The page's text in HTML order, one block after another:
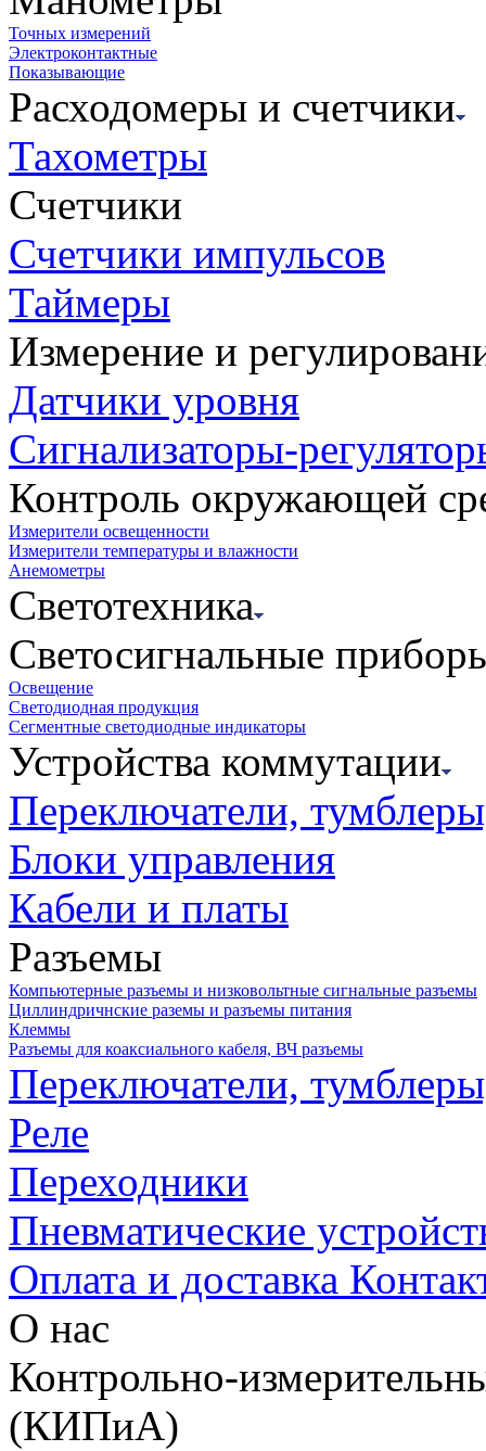
Точных измерений
Электроконтактные
Показывающие
Расходомеры и счетчики
Тахометры
Счетчики
Счетчики импульсов
Таймеры
Измерение и
Датчики уровня
Сигнализаторы-
Контроль окружающей
Измерители освещенности
Измерители температуры и влажности
Анемометры
Светотехника
Светосигнальные
Освещение
Светодиодная продукция
Сегментные светодиодные индикаторы
Устройства коммутации
Переключатели,
Блоки управления
Кабели и платы
Разъемы
Компьютерные разъемы и низковольтные сигнальные разъемы
Циллиндричнские раземы и разъемы питания
Клеммы
Разъемы для коаксиального кабеля, ВЧ разъемы
Переключатели,
Реле
Переходники
Пневматические
Оплата и доставка
О нас
Контрольно-
(КИПиА)